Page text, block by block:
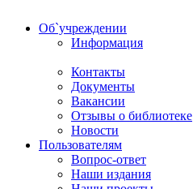
Об`учреждении
Информация
Контакты
Документы
Вакансии
Отзывы о библиотеке
Новости
Пользователям
Вопрос-ответ
Наши издания